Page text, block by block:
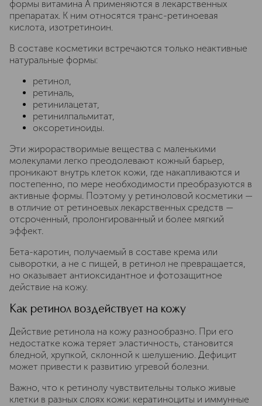
формы витамина A применяются в лекарственных
препаратах. К ним относятся транс-ретиноевая
кислота, изотретиноин.
В составе косметики встречаются только неактивные
натуральные формы:
ретинол,
ретиналь,
ретинилацетат,
ретинилпальмитат,
оксоретиноиды.
Эти жирорастворимые вещества с маленькими
молекулами легко преодолевают кожный барьер,
проникают внутрь клеток кожи, где накапливаются и
постепенно, по мере необходимости преобразуются в
активные формы. Поэтому у ретиноловой косметики —
в отличие от ретиноевых лекарственных средств —
отсроченный, пролонгированный и более мягкий
эффект.
Бета-каротин, получаемый в составе крема или
сыворотки, а не с пищей, в ретинол не превращается,
но оказывает антиоксидантное и фотозащитное
действие на кожу.
Как ретинол воздействует на кожу
Действие ретинола на кожу разнообразно. При его
недостатке кожа теряет эластичность, становится
бледной, хрупкой, склонной к шелушению. Дефицит
может привести к развитию угревой болезни.
Важно, что к ретинолу чувствительны только живые
клетки в разных слоях кожи: кератиноциты и иммунные